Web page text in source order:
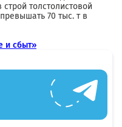
толстолистовой
70 тыс. т в
и сбыт»